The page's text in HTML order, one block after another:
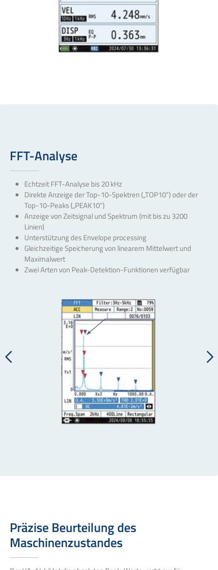
FFT-Analyse
Echtzeit FFT-Analyse bis 20 kHz
Direkte Anzeige der Top-10-Spektren („TOP10“) oder der
Top-10-Peaks („PEAK10“)
Anzeige von Zeitsignal und Spektrum (mit bis zu 3200
Linien)
Unterstützung des Envelope processing
Gleichzeitige Speicherung von linearem Mittelwert und
Maximalwert
Zwei Arten von Peak-Detektion-Funktionen verfügbar
Präzise Beurteilung des
Maschinenzustandes